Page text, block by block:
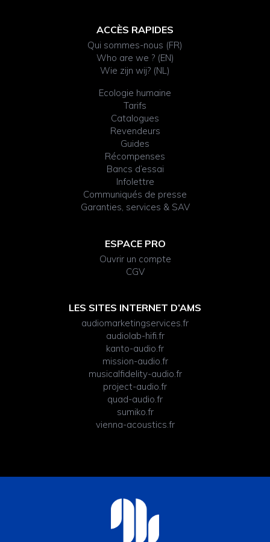
ACCÈS RAPIDES
Qui sommes-nous (FR)
Who are we ? (EN)
Wie zijn wij? (NL)
Ecologie humaine
Tarifs
Catalogues
Revendeurs
Guides
Récompenses
Bancs d’essai
Infolettre
Communiqués de presse
Garanties, services & SAV
ESPACE PRO
Ouvrir un compte
CGV
LES SITES INTERNET D’AMS
audiomarketingservices.fr
audiolab-hifi.fr
kanto-audio.fr
mission-audio.fr
musicalfidelity-audio.fr
project-audio.fr
quad-audio.fr
sumiko.fr
vienna-acoustics.fr